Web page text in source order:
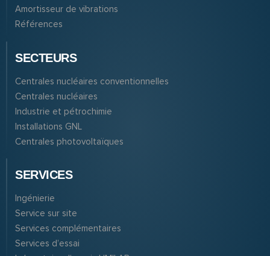
Amortisseur de vibrations
Références
SECTEURS
Centrales nucléaires conventionnelles
Centrales nucléaires
Industrie et pétrochimie
Installations GNL
Centrales photovoltaïques
SERVICES
Ingénierie
Service sur site
Services complémentaires
Services d’essai